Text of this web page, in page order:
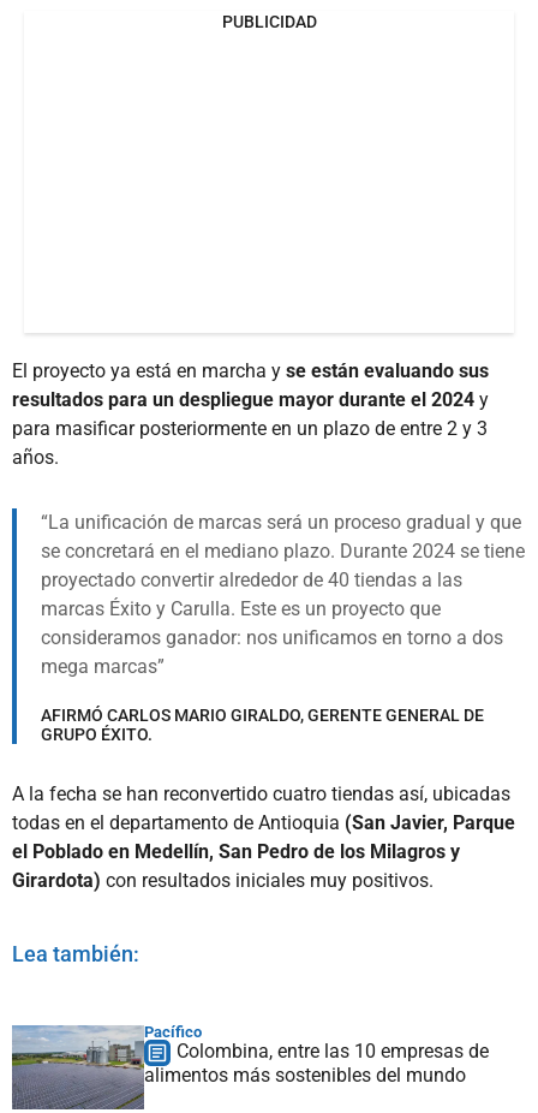
PUBLICIDAD
El proyecto ya está en marcha y se están evaluando sus
resultados para un despliegue mayor durante el 2024 y
para masificar posteriormente en un plazo de entre 2 y 3
años.
La unificación de marcas será un proceso gradual y que
se concretará en el mediano plazo. Durante 2024 se tiene
proyectado convertir alrededor de 40 tiendas a las
marcas Éxito y Carulla. Este es un proyecto que
consideramos ganador: nos unificamos en torno a dos
mega marcas
AFIRMÓ CARLOS MARIO GIRALDO, GERENTE GENERAL DE
GRUPO ÉXITO.
A la fecha se han reconvertido cuatro tiendas así, ubicadas
todas en el departamento de Antioquia (San Javier, Parque
el Poblado en Medellín, San Pedro de los Milagros y
Girardota) con resultados iniciales muy positivos.
Lea también:
Pacífico
Colombina, entre las 10 empresas de
alimentos más sostenibles del mundo